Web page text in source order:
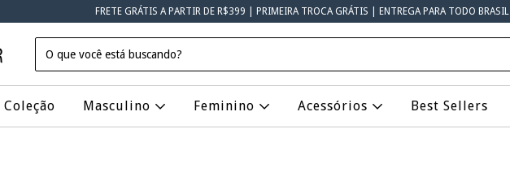
FRETE GRÁTIS A PARTIR DE R$399 | PRIMEIRA TROCA GRÁTIS | ENTREGA PARA TODO BRASIL
Coleção Masculino Feminino Acessórios Best Sellers